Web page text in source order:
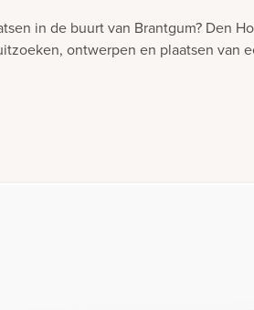
in de buurt van Brantgum? Den
ontwerpen en plaatsen van